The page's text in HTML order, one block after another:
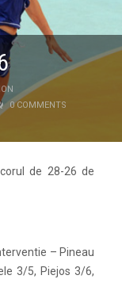
0 COMMENTS
de 28-26 de
– Pineau
3/5, Piejos 3/6,